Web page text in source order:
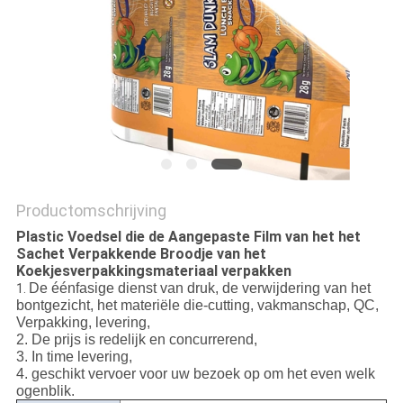
Productomschrijving
Plastic Voedsel die de Aangepaste Film van het het
Sachet Verpakkende Broodje van het
Koekjesverpakkingsmateriaal verpakken
1. De éénfasige dienst van druk, de verwijdering van het
bontgezicht, het materiële die-cutting, vakmanschap, QC,
Verpakking, levering,
2. De prijs is redelijk en concurrerend,
3. In time levering,
4. geschikt vervoer voor uw bezoek op om het even welk
ogenblik.